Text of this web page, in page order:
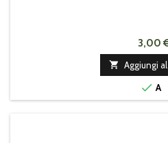
3,00
 Aggiungi
 A